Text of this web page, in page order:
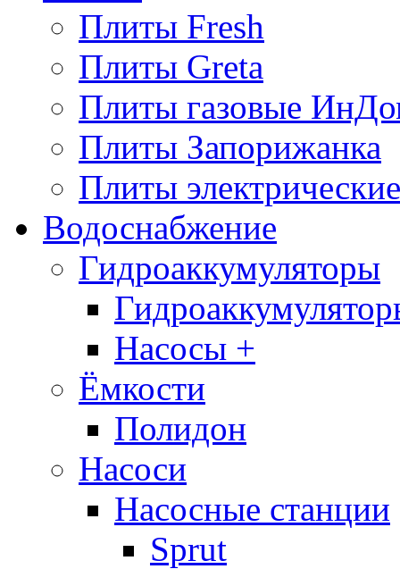
Плиты Fresh
Плиты Greta
Плиты газовые
Плиты Запорижанка
Плиты
Водоснабжение
Гидроаккумуляторы
Насосы +
Ёмкости
Полидон
Насоси
Насосные станции
Sprut